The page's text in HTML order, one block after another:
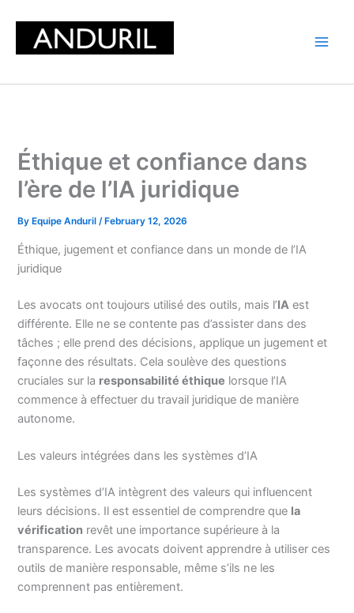
content
Éthique et confiance dans
l’ère de l’IA juridique
By Equipe Anduril/ February 12, 2026
Éthique, jugement et confiance dans un monde de l’IA
juridique
Les avocats ont toujours utilisé des outils, mais l’IA est
différente. Elle ne se contente pas d’assister dans des
tâches ; elle prend des décisions, applique un jugement et
façonne des résultats. Cela soulève des questions
cruciales sur la responsabilité éthique lorsque l’IA
commence à effectuer du travail juridique de manière
autonome.
Les valeurs intégrées dans les systèmes d’IA
Les systèmes d’IA intègrent des valeurs qui influencent
leurs décisions. Il est essentiel de comprendre que la
vérification revêt une importance supérieure à la
transparence. Les avocats doivent apprendre à utiliser ces
outils de manière responsable, même s’ils ne les
comprennent pas entièrement.